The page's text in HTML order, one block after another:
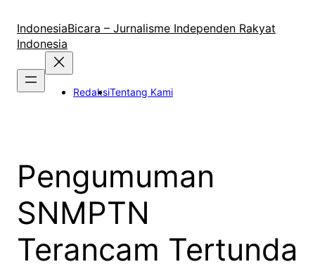
konten
IndonesiaBicara – Jurnalisme Independen Rakyat
Indonesia
RedaksiTentang Kami
Pengumuman
SNMPTN
Terancam Tertunda